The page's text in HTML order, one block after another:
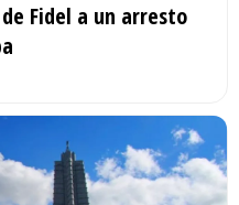
Fidel a un arresto